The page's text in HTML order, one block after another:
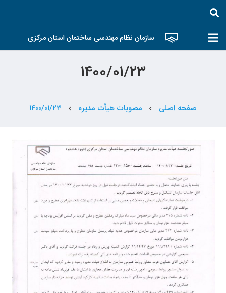
سازمان نظام مهندسی ساختمان استان مرکزی
۱۴۰۰/۰۱/۲۳
صفحه اصلی chevron_left مصوبات هیأت مدیره chevron_left ۱۴۰۰/۰۱/۲۳